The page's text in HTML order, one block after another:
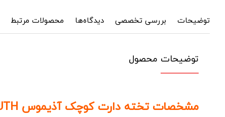
توضیحات بررسی تخصصی دیدگاه‌ها محصولات مرتبط
توضیحات محصول
مشخصات تخته دارت کوچک آذیموس AZIMUTH: